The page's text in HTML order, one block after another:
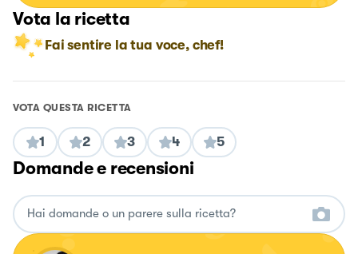
Vota la ricetta
Fai sentire la tua voce, chef!
VOTA QUESTA RICETTA
1 2 3 4 5
Domande e recensioni